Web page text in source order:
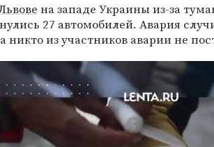
на западе Украины из-за
27 автомобилей. Авария
никто из участников аварии не